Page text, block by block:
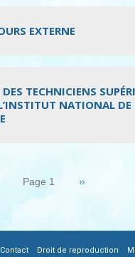
EXTERNE
TECHNICIENS
NATIONAL DE
Page 1 Page
››
Contact| Droit de reproduction